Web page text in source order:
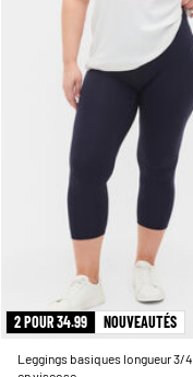
2 POUR 34.99 NOUVEAUTÉS
Leggings basiques longueur 3/4